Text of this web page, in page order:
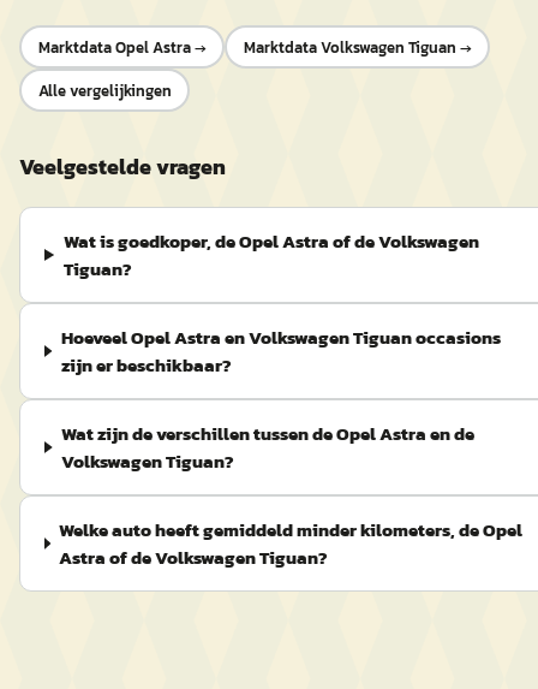
MarktdataOpel Astra→ MarktdataVolkswagen Tiguan →
Alle vergelijkingen
Veelgestelde vragen
Wat is goedkoper, de Opel Astra of de Volkswagen
Tiguan?
Hoeveel Opel Astra en Volkswagen Tiguan occasions
zijn er beschikbaar?
Wat zijn de verschillen tussen de Opel Astra en de
Volkswagen Tiguan?
Welke auto heeft gemiddeld minder kilometers, de Opel
Astra of de Volkswagen Tiguan?